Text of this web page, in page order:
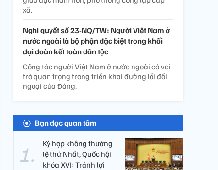
xã.
Nghị quyết số 23-NQ/TW: Người Việt Nam ở
nước ngoài là bộ phận đặc biệt trong khối
đại đoàn kết toàn dân tộc
Công tác người Việt Nam ở nước ngoài có vai
trò quan trọng trong triển khai đường lối đối
ngoại của Đảng.
Bạn đọc quan tâm
Kỳ họp không thường
lệ thứ Nhất, Quốc hội
khóa XVI: Tránh lợi